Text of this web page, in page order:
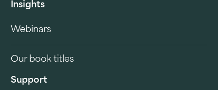
Insights
Webinars
Our book titles
Support